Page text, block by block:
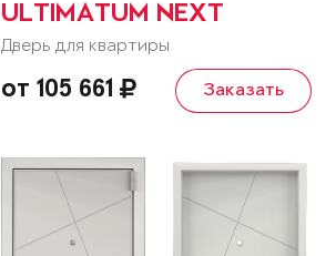
ULTIMATUM NEXT
Дверь для квартиры
от 105 661 Заказать